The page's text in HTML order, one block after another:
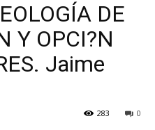
DE
Y OPCI?N
Jaime
0
283